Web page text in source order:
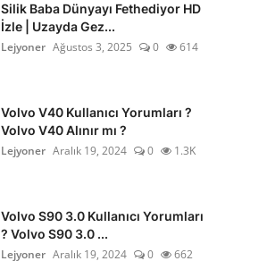
Silik Baba Dünyayı Fethediyor HD
İzle | Uzayda Gez...
Lejyoner Ağustos 3, 2025 0 614
Volvo V40 Kullanıcı Yorumları ?
Volvo V40 Alınır mı ?
Lejyoner Aralık 19, 2024 0 1.3K
Volvo S90 3.0 Kullanıcı Yorumları
? Volvo S90 3.0 ...
Lejyoner Aralık 19, 2024 0 662